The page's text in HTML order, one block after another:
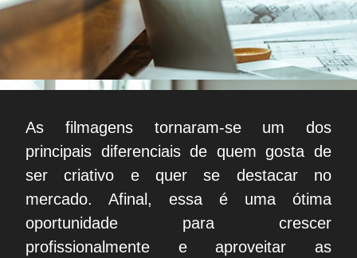
As filmagens tornaram-se um dos
principais diferenciais de quem gosta de
ser criativo e quer se destacar no
mercado. Afinal, essa é uma ótima
oportunidade para crescer
profissionalmente e aproveitar as